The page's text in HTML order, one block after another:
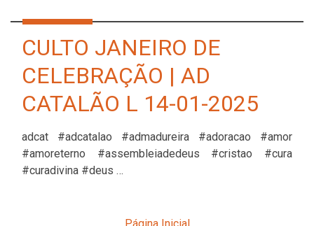
CULTO JANEIRO DE
CELEBRAÇÃO | AD
CATALÃO L 14-01-2025
adcat #adcatalao #admadureira #adoracao #amor
#amoreterno #assembleiadedeus #cristao #cura
#curadivina #deus …